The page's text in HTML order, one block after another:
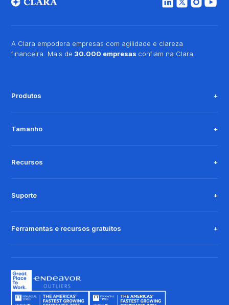
A Clara empodera empresas com agilidade e clareza
financeira. Mais de 30.000 empresas confiam na Clara.
Produtos
Tamanho
Recursos
Suporte
Ferramentas e recursos gratuitos